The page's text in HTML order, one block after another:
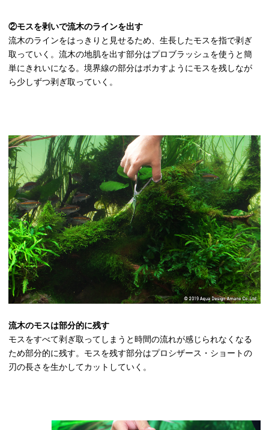
②モスを剥いで流木のラインを出す
流木のラインをはっきりと見せるため、生長したモスを指で剥ぎ
取っていく。流木の地肌を出す部分はプロブラッシュを使うと簡
単にきれいになる。境界線の部分はボカすようにモスを残しなが
ら少しずつ剥ぎ取っていく。
流木のモスは部分的に残す
モスをすべて剥ぎ取ってしまうと時間の流れが感じられなくなる
ため部分的に残す。モスを残す部分はプロシザース・ショートの
刃の長さを生かしてカットしていく。